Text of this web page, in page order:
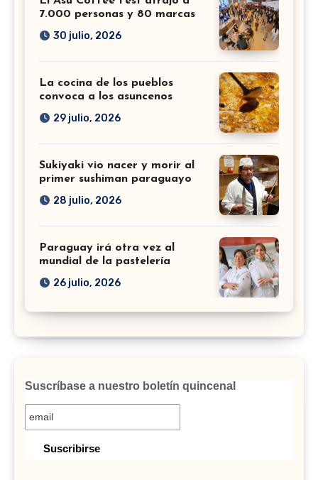
7.000 personas y 80 marcas
30 julio, 2026
La cocina de los pueblos
convoca a los asuncenos
29 julio, 2026
Sukiyaki vio nacer y morir al
primer sushiman paraguayo
28 julio, 2026
Paraguay irá otra vez al
mundial de la pastelería
26 julio, 2026
Suscríbase a nuestro boletín quincenal